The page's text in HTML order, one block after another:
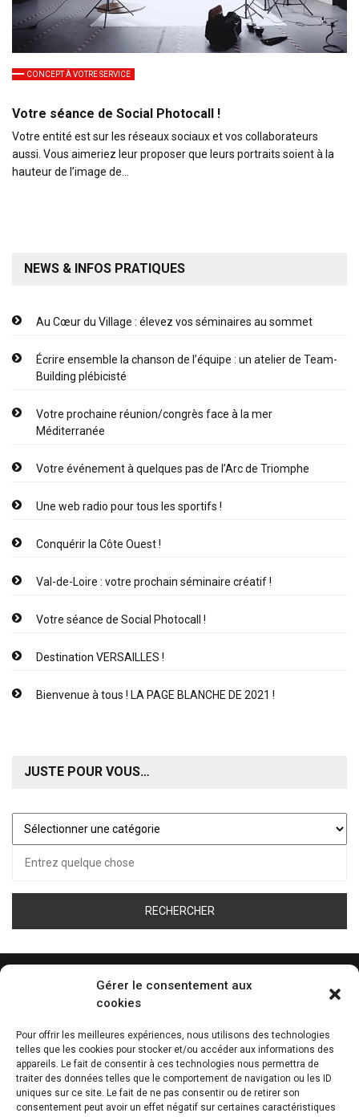
Gérer le consentement aux
cookies
Pour offrir les meilleures expériences, nous utilisons des technologies
telles que les cookies pour stocker et/ou accéder aux informations des
appareils. Le fait de consentir à ces technologies nous permettra de
traiter des données telles que le comportement de navigation ou les ID
uniques sur ce site. Le fait de ne pas consentir ou de retirer son
consentement peut avoir un effet négatif sur certaines caractéristiques
CONCEPT À VOTRE SERVICE
Votre séance de Social Photocall !
Votre entité est sur les réseaux sociaux et vos collaborateurs
aussi. Vous aimeriez leur proposer que leurs portraits soient à la
hauteur de l’image de…
NEWS & INFOS PRATIQUES
Au Cœur du Village : élevez vos séminaires au sommet
Écrire ensemble la chanson de l’équipe : un atelier de Team-
Building plébicisté
Votre prochaine réunion/congrès face à la mer
Méditerranée
Votre événement à quelques pas de l’Arc de Triomphe
Une web radio pour tous les sportifs !
Conquérir la Côte Ouest !
Val-de-Loire : votre prochain séminaire créatif !
Votre séance de Social Photocall !
Destination VERSAILLES !
Bienvenue à tous ! LA PAGE BLANCHE DE 2021 !
JUSTE POUR VOUS…
pour
pour :
ÉCOUTEZ LA WEB RADIO DE TOUS LES SPORT
0:00